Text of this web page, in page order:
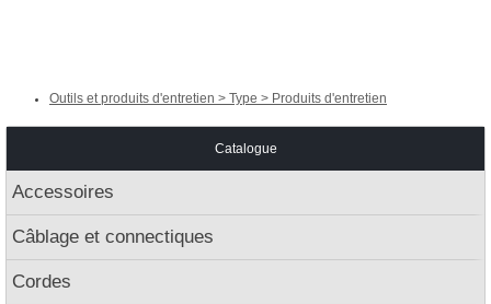
Outils et produits d'entretien > Type > Produits d'entretien
Catalogue
Accessoires
Câblage et connectiques
Cordes